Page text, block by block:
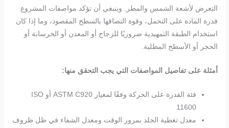
التعرض لأشعة الشمس والمطر. وينبغي أن تؤكد مواصفات المشروع
قدرة المادة على التحمل، وقوة التصاقها بالسطح المقصود، وما إذا كان
استخدام الطبقة التمهيدية ضروريًا للزجاج أو المعدن أو الخرسانة أو
الحجر أو الأسطح المطلية.
أمثلة على تفاصيل المواصفات التي يجب التحقق منها:
فئة القدرة على الحركة وفقًا لمعيار ASTM C920 أو ISO
11600
معدل تغطية الجلد بمرور الوقت ومعدل الشفاء في ظل ظروف